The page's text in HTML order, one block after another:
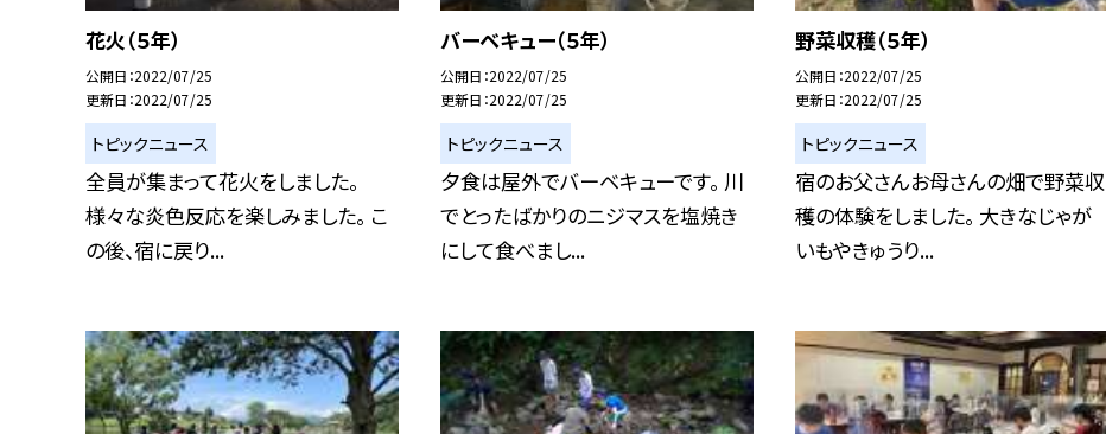
花火（５年）
公開日 2022/07/25
更新日 2022/07/25
トピックニュース
全員が集まって花火をしました。
様々な炎色反応を楽しみました。 こ
の後、宿に戻り...
バーベキュー（５年）
公開日 2022/07/25
更新日 2022/07/25
トピックニュース
夕食は屋外でバーベキューです。 川
でとったばかりのニジマスを塩焼き
にして食べまし...
野菜収穫（５年）
公開日 2022/07/25
更新日 2022/07/25
トピックニュース
宿のお父さんお母さんの畑で野菜収
穫の体験をしました。 大きなじゃが
いもやきゅうり...